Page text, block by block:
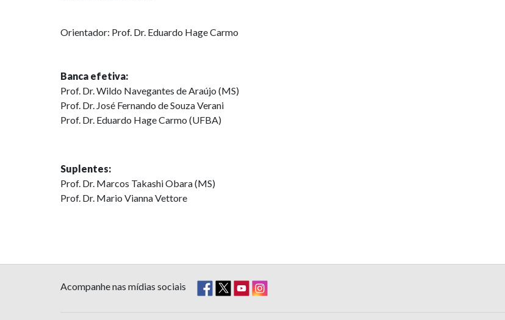
Orientador: Prof. Dr. Eduardo Hage Carmo
Banca efetiva:
Prof. Dr. Wildo Navegantes de Araújo (MS)
Prof. Dr. José Fernando de Souza Verani
Prof. Dr. Eduardo Hage Carmo (UFBA)
Suplentes:
Prof. Dr. Marcos Takashi Obara (MS)
Prof. Dr. Mario Vianna Vettore
Acompanhe nas mídias sociais